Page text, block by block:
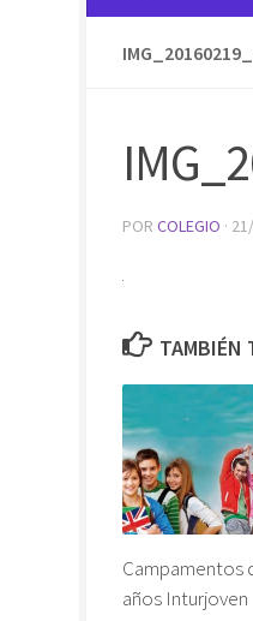
POR COLEGIO ·
TAMBIÉN
Campamentos
años Inturjoven